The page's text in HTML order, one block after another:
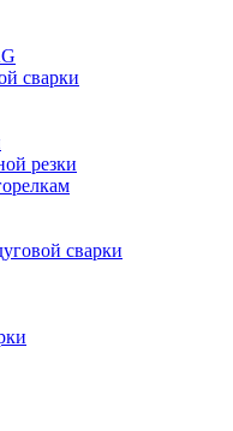
сварки
резки
сварки